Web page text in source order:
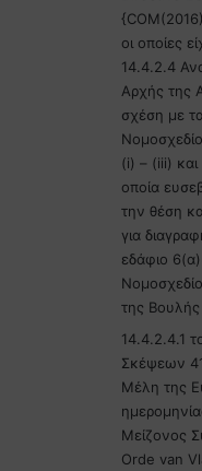
οι οποίες
14.4.2.4
Αρχής της
σχέση με
(i) – (iii)
οποία
την θέση
για
εδάφιο
της
14.4.2.4.1
Σκέψεων
Μέλη της
Μείζονος
Orde van